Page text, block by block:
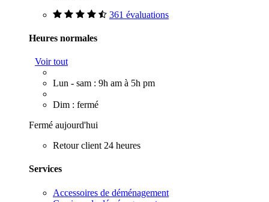
361 évaluations
Heures normales
Voir tout
Lun - sam : 9h am à 5h pm
Dim : fermé
Fermé aujourd'hui
Retour client 24 heures
Services
Accessoires de déménagement